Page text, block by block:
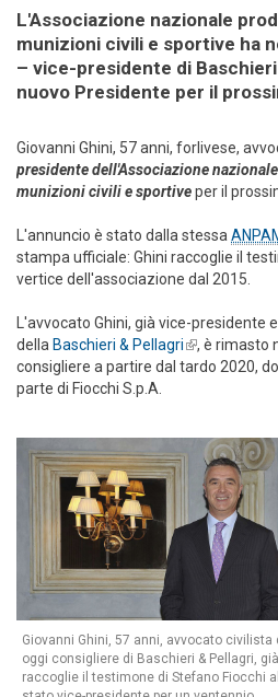
L'Associazione nazionale
munizioni civili e sportive ha
– vice-presidente di
nuovo Presidente per il
Giovanni Ghini, 57 anni, forlivese,
presidente dell'Associazione
munizioni civili e sportiveper il
L'annuncio è stato dalla stessa
stampa ufficiale: Ghini raccoglie il
vertice dell'associazione dal 2015.
L'avvocato Ghini, già vice-
della Baschieri & Pellagri(link is
, è rimasto
consigliere a partire dal tardo 2020,
parte di Fiocchi S.p.A.
Giovanni Ghini, 57 anni, avvocato
oggi consigliere di Baschieri & Pellagri,
raccoglie il testimone di Stefano Fiocchi